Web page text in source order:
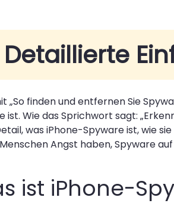
Detaillierte
„So finden und entfernen Sie
ist. Wie das Sprichwort sagt:
was iPhone-Spyware ist, wie
Angst haben, Spyware
ist iPhone-